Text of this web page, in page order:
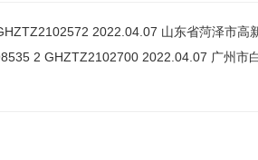
2022.04.07 山东省菏泽市高
2 GHZTZ2102700 2022.04.07 广州市